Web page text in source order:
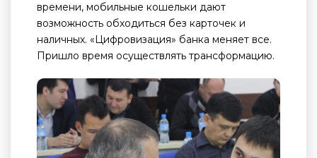
времени, мобильные кошельки дают
возможность обходиться без карточек и
наличных. «Цифровизация» банка меняет все.
Пришло время осуществлять трансформацию.